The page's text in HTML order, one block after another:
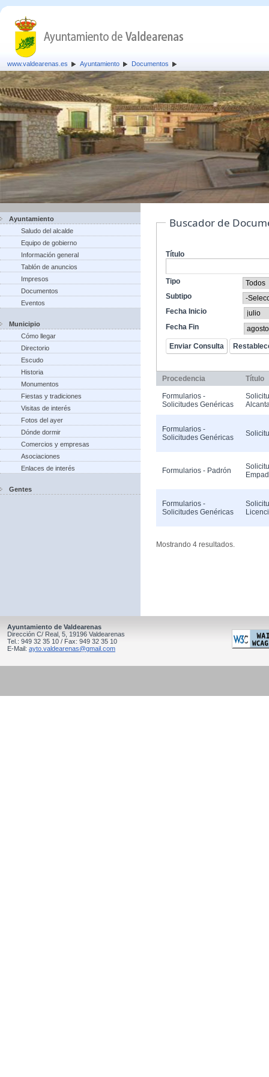
www.valdearenas.es Ayuntamiento Documentos
Ayuntamiento
Saludo del alcalde
Equipo de gobierno
Información general
Tablón de anuncios
Impresos
Documentos
Eventos
Municipio
Cómo llegar
Directorio
Escudo
Historia
Monumentos
Fiestas y tradiciones
Visitas de interés
Fotos del ayer
Dónde dormir
Comercios y empresas
Asociaciones
Enlaces de interés
Gentes
Buscador de
Título
Tipo
Subtipo
Fecha Inicio
Fecha Fin
Procedencia Título
Formularios -
Solicitudes Genéricas
Formularios -
Solicitudes Genéricas
Formularios - Padrón
Formularios -
Solicitudes Genéricas
Mostrando 4 resultados.
Ayuntamiento de Valdearenas
Dirección C/ Real, 5, 19196 Valdearenas
Tel.: 949 32 35 10 / Fax: 949 32 35 10
E-Mail: ayto.valdearenas@gmail.com